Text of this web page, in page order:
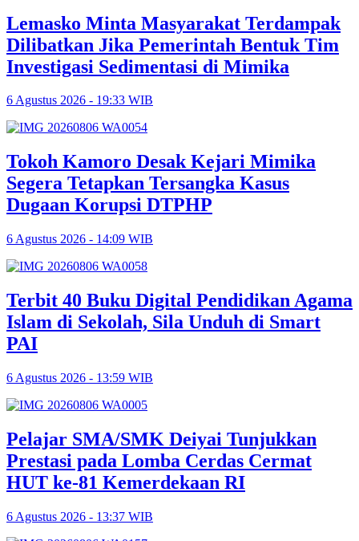
Lemasko Minta Masyarakat Terdampak
Dilibatkan Jika Pemerintah Bentuk Tim
Investigasi Sedimentasi di Mimika
6 Agustus 2026 - 19:33 WIB
Tokoh Kamoro Desak Kejari Mimika
Segera Tetapkan Tersangka Kasus
Dugaan Korupsi DTPHP
6 Agustus 2026 - 14:09 WIB
Terbit 40 Buku Digital Pendidikan Agama
Islam di Sekolah, Sila Unduh di Smart
PAI
6 Agustus 2026 - 13:59 WIB
Pelajar SMA/SMK Deiyai Tunjukkan
Prestasi pada Lomba Cerdas Cermat
HUT ke-81 Kemerdekaan RI
6 Agustus 2026 - 13:37 WIB